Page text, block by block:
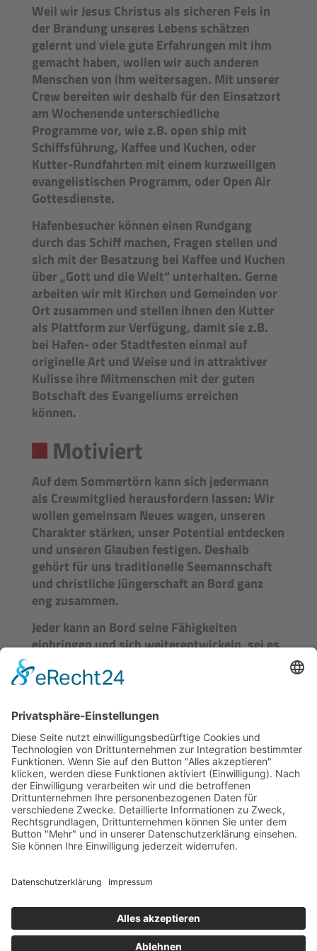
Weil wir Jesus Christus als sicheren Fels in
der Brandung unseres Lebens schätzen
gelernt und viele gute Erfahrungen mit ihm
gemacht haben, wollen wir auch anderen
Menschen von ihm weitersagen. Mit unserer
Crew bereiten wir deshalb für den Einsatzort
am Wochenende unterschiedliche
Programme vor, wie z.B. open ship mit
Schiffsführung, Kaffee und Kuchen, oder
Kutter-Rundfahrten mit einem kurzweiligen
evangelistischen Programm, oder Open Air
Gottesdienste.
Hafenbesucher können einen Rundgang
durch das Schiff machen, Fragen stellen und
sich mit der Besatzung bei Kaffee und Kuchen
über „Gott und die Welt“ unterhalten. Gerne
arbeiten wir mit Kirchen und Gemeinden vor
Ort zusammen und stellen ihnen den Kutter
als Plattform zur Verfügung, damit sie z.B.
bei Hafen- oder Stadtfesten einmal auf
originelle Art und Weise und in attraktiver
Kulisse ihre Mitmenschen mit der guten
Botschaft des Evangeliums erreichen
können.
Motiviert
Auf dem Sommertörn kann sich jedermann
als Crewmitglied herausfordern lassen: Wir
wollen gemeinsam Neues wagen, unseren
Charakter stärken, unser Potential entdecken
und unseren Glauben festigen. Deshalb
gehört für uns traditionelle Seemannschaft
und christliche Jüngerschaft an Bord ganz
eng zusammen.
Jeder kann an Bord seine Fähigkeiten
einbringen und sich weiterentwickeln, sei es
als Smut in der Kombüse, als Bordleitung
oder Schiffsführer, als Mechaniker, Elektriker,
Sommertörn als auch im Winterhalbjahr bei
unseren Arbeitswochen und Werftzeiten gibt
es genügend Gelegenheiten, sich praktisch
einzubringen.